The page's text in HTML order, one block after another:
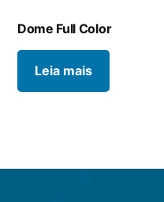
Dome Full Color
Leia mais